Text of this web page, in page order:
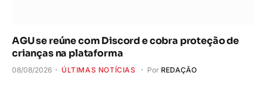
AGU se reúne com Discord e cobra proteção de
crianças na plataforma
08/08/2026 ÚLTIMAS NOTÍCIAS Por REDAÇÃO